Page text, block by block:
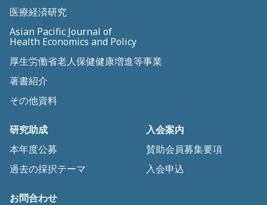
医療経済研究
Asian Pacific Journal of
Health Economics and Policy
厚生労働省老人保健健康増進等事業
著書紹介
その他資料
研究助成
本年度公募
過去の採択テーマ
入会案内
賛助会員募集要項
入会申込
お問合わせ